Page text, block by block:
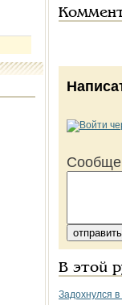
В этой
Задохнулся в